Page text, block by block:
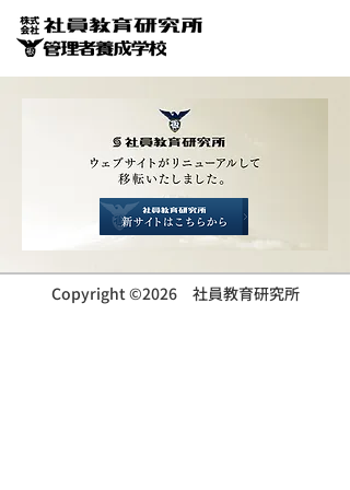
Copyright ©2026 社員教育研究所